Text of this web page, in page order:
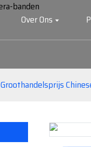
Over Ons
Groothandelsprijs